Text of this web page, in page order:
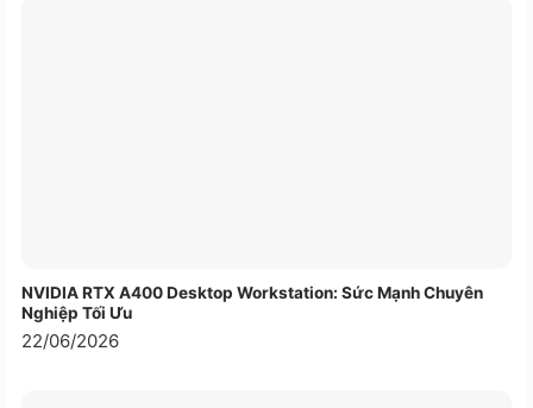
NVIDIA RTX A400 Desktop Workstation: Sức Mạnh Chuyên
Nghiệp Tối Ưu
22/06/2026